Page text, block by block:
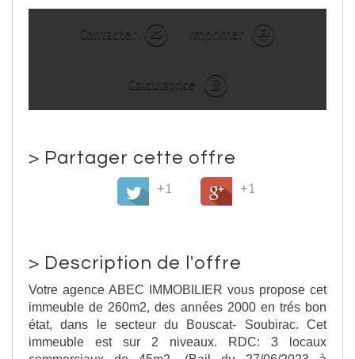
Contacter Imprimer
Calculatrice
> Partager cette offre
+1
+1
> Description de l'offre
Votre agence ABEC IMMOBILIER vous propose cet
immeuble de 260m2, des années 2000 en trés bon
état, dans le secteur du Bouscat- Soubirac. Cet
immeuble est sur 2 niveaux. RDC: 3 locaux